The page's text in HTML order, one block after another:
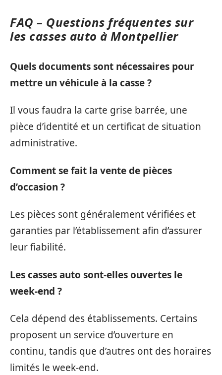
FAQ – Questions fréquentes sur
les casses auto à Montpellier
Quels documents sont nécessaires pour
mettre un véhicule à la casse ?
Il vous faudra la carte grise barrée, une
pièce d’identité et un certificat de situation
administrative.
Comment se fait la vente de pièces
d’occasion ?
Les pièces sont généralement vérifiées et
garanties par l’établissement afin d’assurer
leur fiabilité.
Les casses auto sont-elles ouvertes le
week-end ?
Cela dépend des établissements. Certains
proposent un service d’ouverture en
continu, tandis que d’autres ont des horaires
limités le week-end.